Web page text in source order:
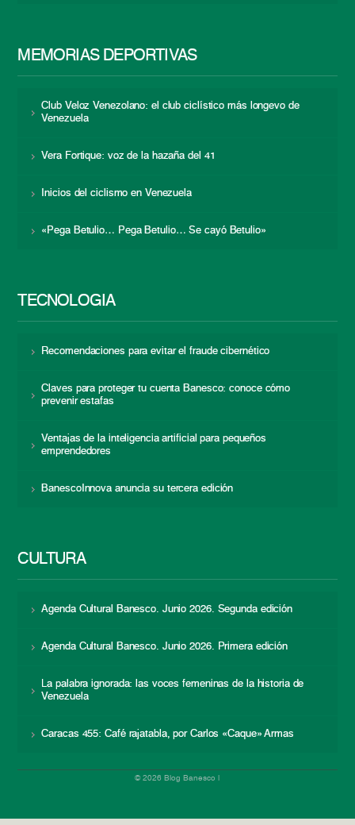
MEMORIAS DEPORTIVAS
Club Veloz Venezolano: el club ciclístico más longevo de
Venezuela
Vera Fortique: voz de la hazaña del 41
Inicios del ciclismo en Venezuela
«Pega Betulio… Pega Betulio… Se cayó Betulio»
TECNOLOGÍA
Recomendaciones para evitar el fraude cibernético
Claves para proteger tu cuenta Banesco: conoce cómo
prevenir estafas
Ventajas de la inteligencia artificial para pequeños
emprendedores
BanescoInnova anuncia su tercera edición
CULTURA
Agenda Cultural Banesco. Junio 2026. Segunda edición
Agenda Cultural Banesco. Junio 2026. Primera edición
La palabra ignorada: las voces femeninas de la historia de
Venezuela
Caracas 455: Café rajatabla, por Carlos «Caque» Armas
© 2026 Blog Banesco |